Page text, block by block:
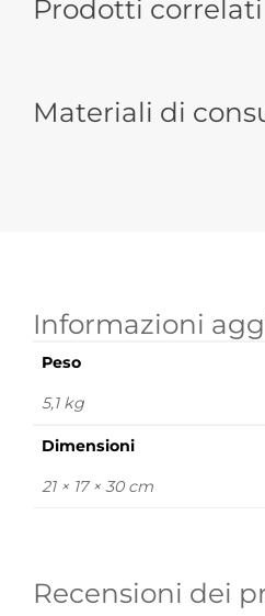
Prodotti correlati
Materiali di
Informazioni
Peso
5,1 kg
Dimensioni
21 × 17 × 30 cm
Recensioni dei